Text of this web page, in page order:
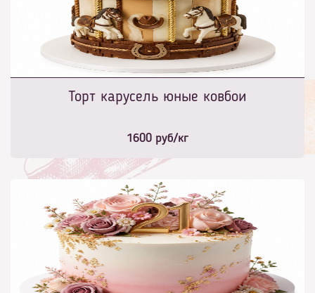
Торт карусель юные ковбои
1600 руб/кг